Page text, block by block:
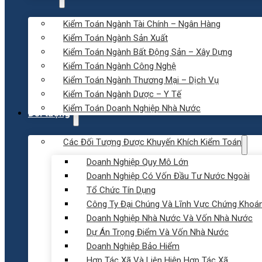
Kiểm Toán Ngành Tài Chính – Ngân Hàng
Kiểm Toán Ngành Sản Xuất
Kiểm Toán Ngành Bất Động Sản – Xây Dựng
Kiểm Toán Ngành Công Nghệ
Kiểm Toán Ngành Thương Mại – Dịch Vụ
Kiểm Toán Ngành Dược – Y Tế
Kiểm Toán Doanh Nghiệp Nhà Nước
Đối tượng
Các Đối Tượng Được Khuyến Khích Kiểm Toán
Doanh Nghiệp Quy Mô Lớn
Doanh Nghiệp Có Vốn Đầu Tư Nước Ngoài
Tổ Chức Tín Dụng
Công Ty Đại Chúng Và Lĩnh Vực Chứng
Doanh Nghiệp Nhà Nước Và Vốn Nhà Nước
Dự Án Trọng Điểm Và Vốn Nhà Nước
Doanh Nghiệp Bảo Hiểm